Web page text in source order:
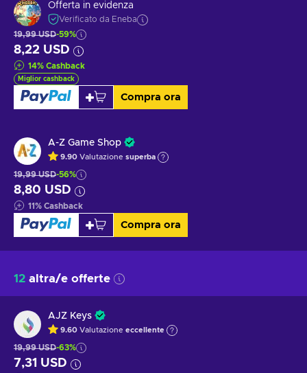
Offerta in evidenza
Verificato da Eneba
19,99 USD-59%
8,22 USD
14% Cashback
Miglior cashback
Compra ora
A-Z Game Shop
9.90 Valutazione superba
19,99 USD-56%
8,80 USD
11% Cashback
Compra ora
12 altra/e offerte
AJZ Keys
9.60 Valutazione eccellente
19,99 USD-63%
7,31 USD